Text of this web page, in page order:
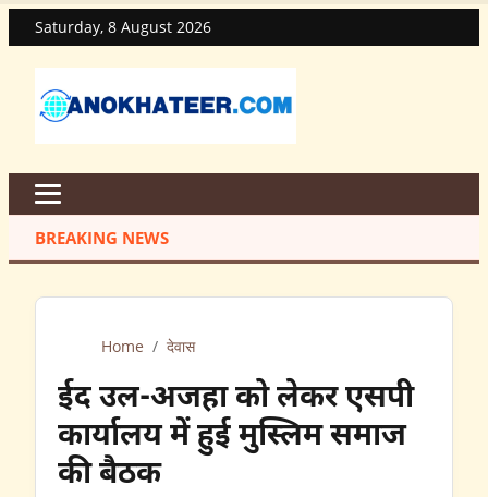
Saturday, 8 August 2026
BREAKING NEWS
Home / देवास
ईद उल-अजहा को लेकर एसपी
कार्यालय में हुई मुस्लिम समाज
की बैठक